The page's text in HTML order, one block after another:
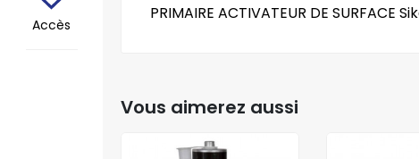
PRIMAIRE ACTIVATEUR DE
Vous aimerez aussi
Accès